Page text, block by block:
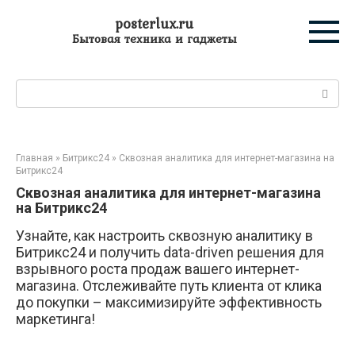
posterlux.ru
Бытовая техника и гаджеты
Главная » Битрикс24 » Сквозная аналитика для интернет-магазина на
Битрикс24
Сквозная аналитика для интернет-магазина
на Битрикс24
Узнайте, как настроить сквозную аналитику в
Битрикс24 и получить data-driven решения для
взрывного роста продаж вашего интернет-
магазина. Отслеживайте путь клиента от клика
до покупки – максимизируйте эффективность
маркетинга!